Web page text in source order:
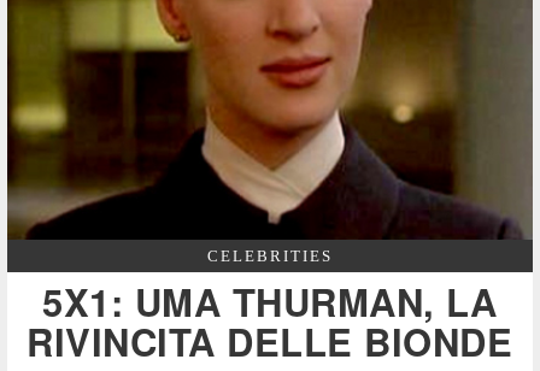
CELEBRITIES
5X1: UMA THURMAN, LA
RIVINCITA DELLE BIONDE